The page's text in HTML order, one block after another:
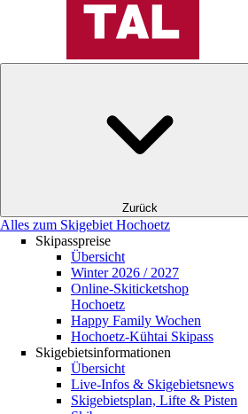
Zurück
Alles zum Skigebiet Hochoetz
Skipasspreise
Übersicht
Winter 2026 / 2027
Online-Skiticketshop
Hochoetz
Happy Family Wochen
Hochoetz-Kühtai Skipass
Skigebietsinformationen
Übersicht
Live-Infos & Skigebietsnews
Skigebietsplan, Lifte & Pisten